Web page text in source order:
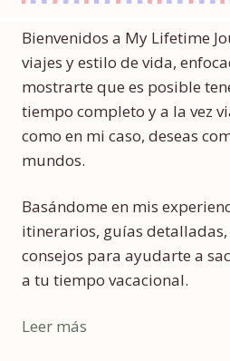
Bienvenidos a My Lifetime
viajes y estilo de vida,
mostrarte que es posible
tiempo completo y a la vez
como en mi caso, deseas
mundos.
Basándome en mis
itinerarios, guías
consejos para ayudarte a
a tu tiempo vacacional.
Leer más